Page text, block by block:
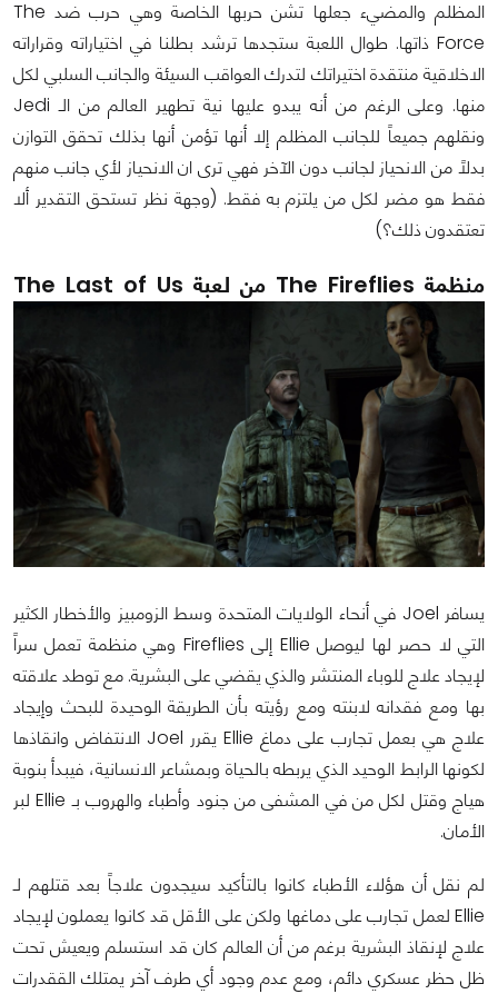
المظلم والمضيء جعلها تشن حربها الخاصة وهي حرب ضد The
Force ذاتها. طوال اللعبة ستجدها ترشد بطلنا في اختياراته وقراراته
الاخلاقية منتقدة اختيراتك لتدرك العواقب السيئة والجانب السلبي لكل
منها. وعلى الرغم من أنه يبدو عليها نية تطهير العالم من الـ Jedi
ونقلهم جميعاً للجانب المظلم إلا أنها تؤمن أنها بذلك تحقق التوازن
بدلاً من الانحياز لجانب دون الآخر فهي ترى ان الانحياز لأي جانب منهم
فقط هو مضر لكل من يلتزم به فقط. (وجهة نظر تستحق التقدير ألا
تعتقدون ذلك؟)
منظمة The Fireflies من لعبة The Last of Us
يسافر Joel في أنحاء الولايات المتحدة وسط الزومبيز والأخطار الكثير
التي لا حصر لها ليوصل Ellie إلى Fireflies وهي منظمة تعمل سراً
لإيجاد علاج للوباء المنتشر والذي يقضي على البشرية. مع توطد علاقته
بها ومع فقدانه لابنته ومع رؤيته بأن الطريقة الوحيدة للبحث وإيجاد
علاج هي بعمل تجارب على دماغ Ellie يقرر Joel الانتفاض وانقاذها
لكونها الرابط الوحيد الذي يربطه بالحياة وبمشاعر الانسانية، فيبدأ بنوبة
هياج وقتل لكل من في المشفى من جنود وأطباء والهروب بـ Ellie لبر
الأمان.
لم نقل أن هؤلاء الأطباء كانوا بالتأكيد سيجدون علاجاً بعد قتلهم لـ
Ellie لعمل تجارب على دماغها ولكن على الأقل قد كانوا يعملون لإيجاد
علاج لإنقاذ البشرية برغم من أن العالم كان قد استسلم ويعيش تحت
ظل حظر عسكري دائم، ومع عدم وجود أي طرف آخر يمتلك الققدرات